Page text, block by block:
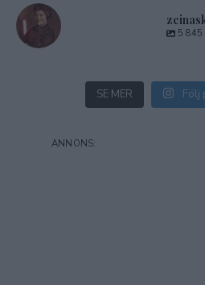
5 845
SE MER Följ